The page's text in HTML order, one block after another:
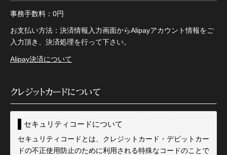
事務手数料：0円
お支払い方法：決済情報入力画面からAlipayアカウント情報をご
入力頂き、決済処理を行って下さい。
Alipay決済について
クレジットカードについて
セキュリティコードについて
セキュリティコードとは、クレジットカード・デビットカー
ドの不正使用防止のために利用される特殊なコードのことで